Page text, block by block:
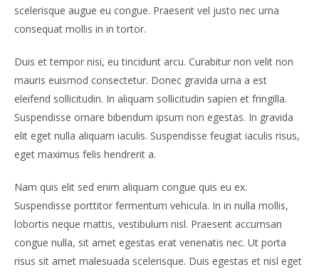
scelerisque augue eu congue. Praesent vel justo nec urna
consequat mollis in in tortor.
Duis et tempor nisi, eu tincidunt arcu. Curabitur non velit non
mauris euismod consectetur. Donec gravida urna a est
eleifend sollicitudin. In aliquam sollicitudin sapien et fringilla.
Suspendisse ornare bibendum ipsum non egestas. In gravida
elit eget nulla aliquam iaculis. Suspendisse feugiat iaculis risus,
eget maximus felis hendrerit a.
Nam quis elit sed enim aliquam congue quis eu ex.
Suspendisse porttitor fermentum vehicula. In in nulla mollis,
lobortis neque mattis, vestibulum nisl. Praesent accumsan
congue nulla, sit amet egestas erat venenatis nec. Ut porta
risus sit amet malesuada scelerisque. Duis egestas et nisl eget